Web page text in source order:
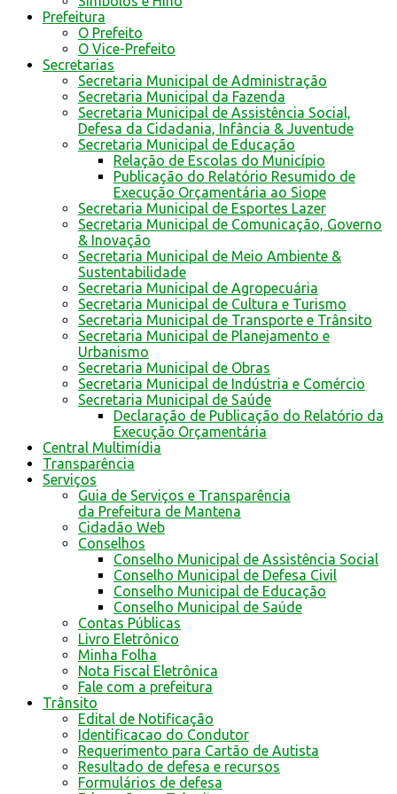
Prefeitura
O Prefeito
O Vice-Prefeito
Secretarias
Secretaria Municipal de Administração
Secretaria Municipal da Fazenda
Secretaria Municipal de Assistência Social,
Defesa da Cidadania, Infância & Juventude
Secretaria Municipal de Educação
Relação de Escolas do Município
Publicação do Relatório Resumido de
Execução Orçamentária ao Siope
Secretaria Municipal de Esportes Lazer
Secretaria Municipal de Comunicação, Governo
& Inovação
Secretaria Municipal de Meio Ambiente &
Sustentabilidade
Secretaria Municipal de Agropecuária
Secretaria Municipal de Cultura e Turismo
Secretaria Municipal de Transporte e Trânsito
Secretaria Municipal de Planejamento e
Urbanismo
Secretaria Municipal de Obras
Secretaria Municipal de Indústria e Comércio
Secretaria Municipal de Saúde
Declaração de Publicação do Relatório da
Execução Orçamentária
Central Multimídia
Transparência
Serviços
Guia de Serviços e Transparência
da Prefeitura de Mantena
Cidadão Web
Conselhos
Conselho Municipal de Assistência Social
Conselho Municipal de Defesa Civil
Conselho Municipal de Educação
Conselho Municipal de Saúde
Contas Públicas
Livro Eletrônico
Minha Folha
Nota Fiscal Eletrônica
Fale com a prefeitura
Trânsito
Edital de Notificação
Identificacao do Condutor
Requerimento para Cartão de Autista
Resultado de defesa e recursos
Formulários de defesa